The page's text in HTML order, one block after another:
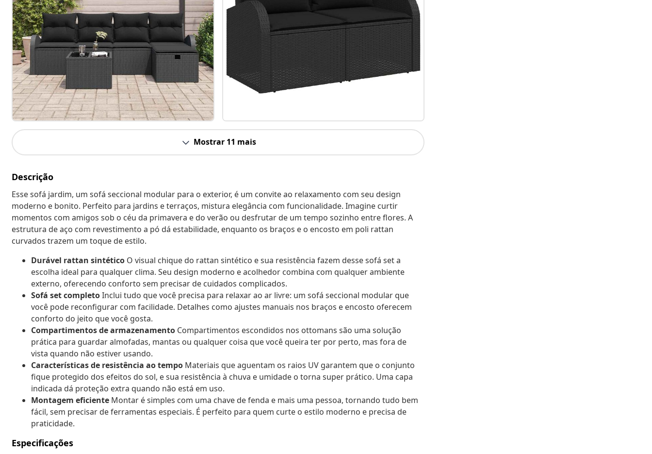
Mostrar 11 mais
Descrição
Esse sofá jardim, um sofá seccional modular para o exterior, é um convite ao relaxamento com seu design
moderno e bonito. Perfeito para jardins e terraços, mistura elegância com funcionalidade. Imagine curtir
momentos com amigos sob o céu da primavera e do verão ou desfrutar de um tempo sozinho entre flores. A
estrutura de aço com revestimento a pó dá estabilidade, enquanto os braços e o encosto em poli rattan
curvados trazem um toque de estilo.
Durável rattan sintético O visual chique do rattan sintético e sua resistência fazem desse sofá set a
escolha ideal para qualquer clima. Seu design moderno e acolhedor combina com qualquer ambiente
externo, oferecendo conforto sem precisar de cuidados complicados.
Sofá set completoInclui tudo que você precisa para relaxar ao ar livre: um sofá seccional modular que
você pode reconfigurar com facilidade. Detalhes como ajustes manuais nos braços e encosto oferecem
conforto do jeito que você gosta.
Compartimentos de armazenamento Compartimentos escondidos nos ottomans são uma solução
prática para guardar almofadas, mantas ou qualquer coisa que você queira ter por perto, mas fora de
vista quando não estiver usando.
Características de resistência ao tempo Materiais que aguentam os raios UV garantem que o conjunto
fique protegido dos efeitos do sol, e sua resistência à chuva e umidade o torna super prático. Uma capa
indicada dá proteção extra quando não está em uso.
Montagem eficiente Montar é simples com uma chave de fenda e mais uma pessoa, tornando tudo bem
fácil, sem precisar de ferramentas especiais. É perfeito para quem curte o estilo moderno e precisa de
praticidade.
Especificações